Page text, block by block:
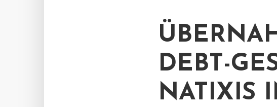
DEBT-
NATIXIS